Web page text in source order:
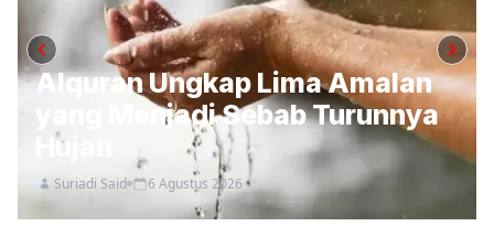
Alquran Ungkap Lima Amalan
yang Menjadi Sebab Turunnya
Hujan
Suriadi Said 6 Agustus 2026